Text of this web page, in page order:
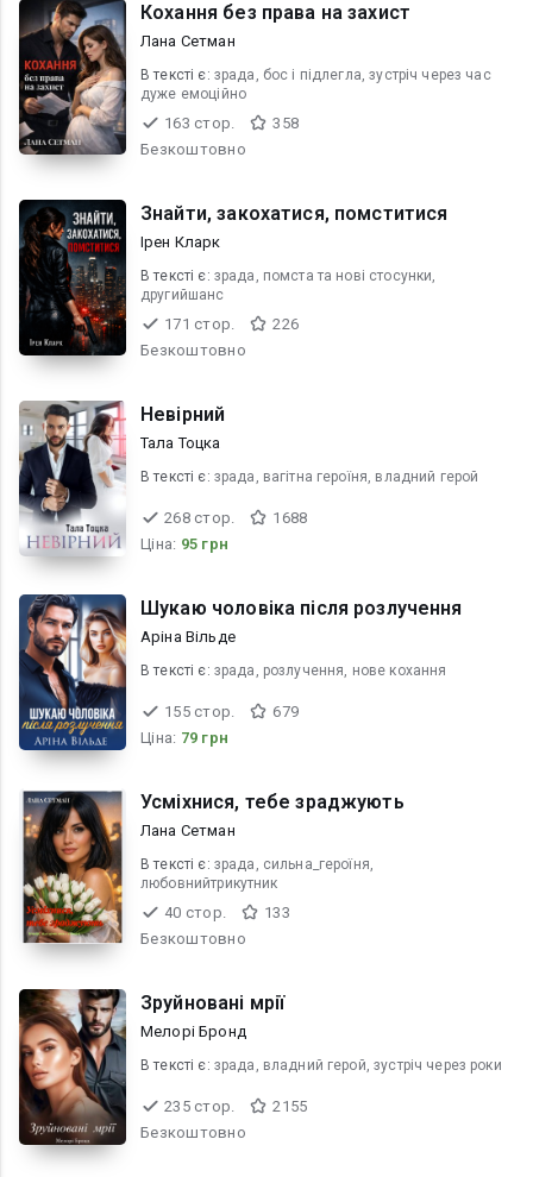
Кохання без права на захист
Лана Сетман
В текcті є: зрада, бос і підлегла, зустріч через час
дуже емоційно
163 стор.
358
Безкоштовно
Знайти, закохатися, помститися
Ірен Кларк
В текcті є: зрада, помста та новi стосунки,
другийшанс
171 стор.
226
Безкоштовно
Невірний
Тала Тоцка
В текcті є: зрада, вагітна героїня, владний герой
268 стор.
1688
Ціна: 95 грн
Шукаю чоловіка після розлучення
Аріна Вільде
В текcті є: зрада, розлучення, нове кохання
155 стор.
679
Ціна: 79 грн
Усміхнися, тебе зраджують
Лана Сетман
В текcті є: зрада, сильна_героїня,
любовнийтрикутник
40 стор.
133
Безкоштовно
Зруйновані мрії
Мелорі Бронд
В текcті є: зрада, владний герой, зустріч через роки
235 стор.
2155
Безкоштовно